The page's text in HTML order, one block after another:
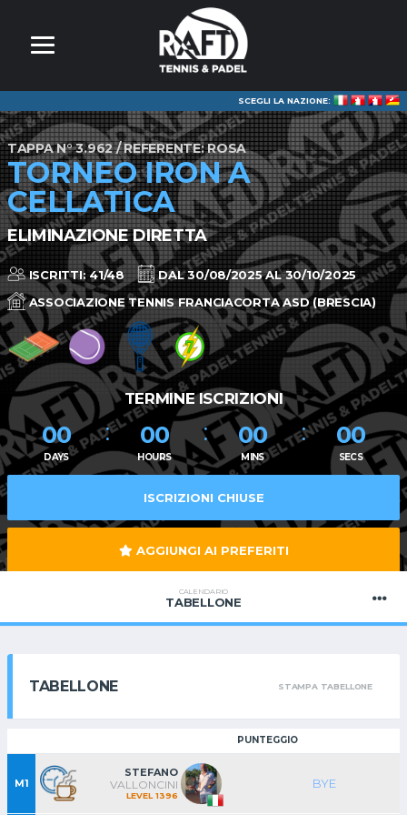
SCEGLI LA NAZIONE:
TAPPA N° 3.962 / REFERENTE: ROSA
TORNEO IRON A
CELLATICA
ELIMINAZIONE DIRETTA
ISCRITTI: 41/48
DAL 30/08/2025 AL 30/10/2025
ASSOCIAZIONE TENNIS FRANCIACORTA ASD (BRESCIA)
TERMINE ISCRIZIONI
00
DAYS
00
HOURS
00
MINS
00
SECS
ISCRIZIONI CHIUSE
AGGIUNGI AI PREFERITI
CALENDARIO
TABELLONE
TABELLONE STAMPA TABELLONE
PUNTEGGIO
M1
STEFANO
VALLONCINI
LEVEL 1396
BYE